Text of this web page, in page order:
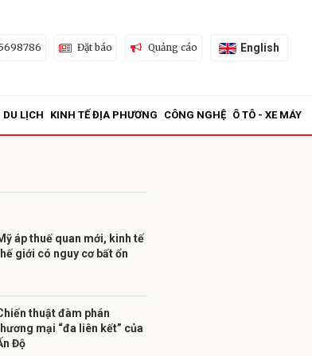
Đặt báo Quảng cáo English
DU LỊCH KINH TẾ ĐỊA PHƯƠNG CÔNG NGHỆ Ô TÔ - XE MÁY
áp thuế quan mới, kinh tế
giới có nguy cơ bất ổn
thuật đàm phán
mại “đa liên kết” của
Độ